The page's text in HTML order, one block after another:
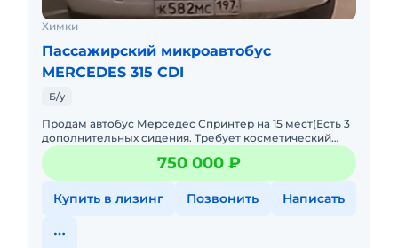
Химки
Пассажирский микроавтобус
MERCEDES 315 CDI
Б/у
Продам автобус Мерседес Спринтер на 15 мест(Есть 3
дополнительных сидения. Требует косметический
ремонт по кузову(сколы, царапины, локальные места
ржавчины. Сал
750 000 ₽
Купить в лизинг Позвонить Написать